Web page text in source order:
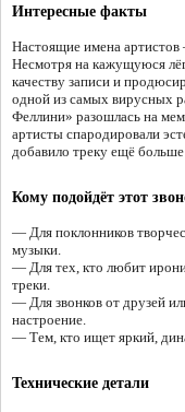
Интересные факты
Настоящие имена
Несмотря на кажущуюся
качеству записи и
одной из самых вирусных
Феллини» разошлась на
артисты спародировали
добавило треку ещё
Кому подойдёт этот
— Для поклонников
музыки.
— Для тех, кто любит
треки.
— Для звонков от друзей
настроение.
— Тем, кто ищет яркий,
Технические детали